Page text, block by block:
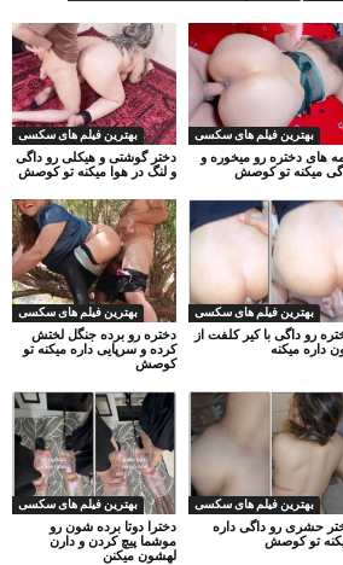
بهترین فیلم های سکسی
دختر گوشتی و هیکلی رو داگی
و لنگ در هوا میکنه تو کوصش
بهترین فیلم های سکسی
های دختره رو میخوره و
میکنه تو کوصش
بهترین فیلم های سکسی
دختره رو برده جنگل لختش
کرده و سرپایی داره میکنه تو
کوصش
بهترین فیلم های سکسی
رو داگی با کیر کلفت از
داره میکنه
بهترین فیلم های سکسی
دخترا دوتا برده شون رو
موشما پیچ کردن و دارن
لهشون میکنن
بهترین فیلم های سکسی
حشری رو داگی داره
تو کوصش